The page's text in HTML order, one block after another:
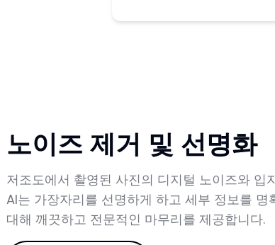
노이즈 제거 및 선명화
저조도에서 촬영된 사진의 디지털 노이즈와 입
AI는 가장자리를 선명하게 하고 세부 정보를 명
대해 깨끗하고 전문적인 마무리를 제공합니다.